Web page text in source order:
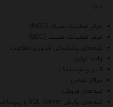
دارد:
مرکز عملیات شبکه (NOC)
مرکز عملیات امنیت (SOC)
تیم‌های پشتیبانی فناوری اطلاعات
واحد تولید
انبار و لجستیک
مراکز تماس
تیم‌های فروش
تیم‌های پایش SQL Server و زیرساخت